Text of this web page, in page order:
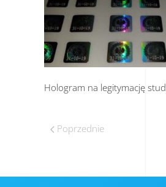
Hologram na legitymację
Poprzednie